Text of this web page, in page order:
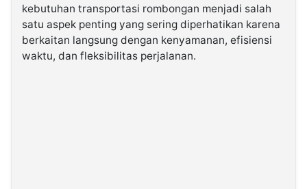
Kabarbaru
Holding
kebutuhan transportasi rombongan menjadi salah
satu aspek penting yang sering diperhatikan karena
berkaitan langsung dengan kenyamanan, efisiensi
waktu, dan fleksibilitas perjalanan.